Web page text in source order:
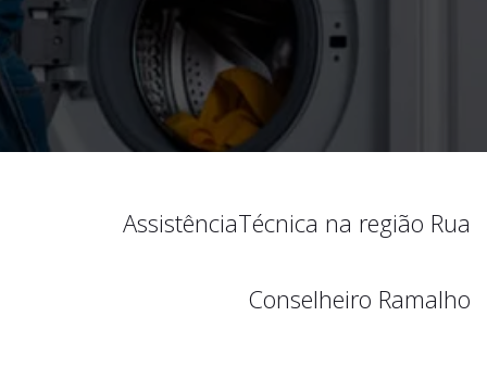
AssistênciaTécnica na região Rua
Conselheiro Ramalho